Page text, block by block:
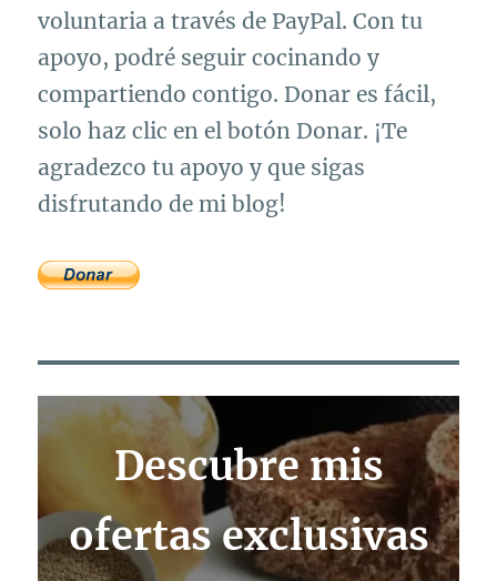
voluntaria a través de PayPal. Con tu
apoyo, podré seguir cocinando y
compartiendo contigo. Donar es fácil,
solo haz clic en el botón Donar. ¡Te
agradezco tu apoyo y que sigas
disfrutando de mi blog!
Descubre mis
ofertas exclusivas